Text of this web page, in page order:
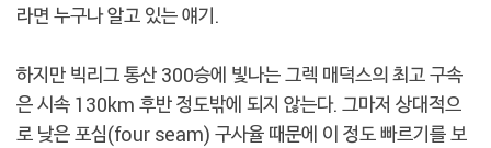
라면 누구나 알고 있는 얘기.
하지만 빅리그 통산 300승에 빛나는 그렉 매덕스의 최고 구속
은 시속 130km 후반 정도밖에 되지 않는다. 그마저 상대적으
로 낮은 포심(four seam) 구사율 때문에 이 정도 빠르기를 보